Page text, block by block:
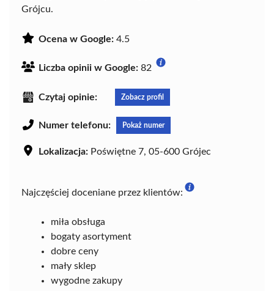
Grójcu.
Ocena w Google: 4.5
Liczba opinii w Google: 82
Czytaj opinie: Zobacz profil
Numer telefonu: Pokaż numer
Lokalizacja: Poświętne 7, 05-600 Grójec
Najczęściej doceniane przez klientów:
miła obsługa
bogaty asortyment
dobre ceny
mały sklep
wygodne zakupy